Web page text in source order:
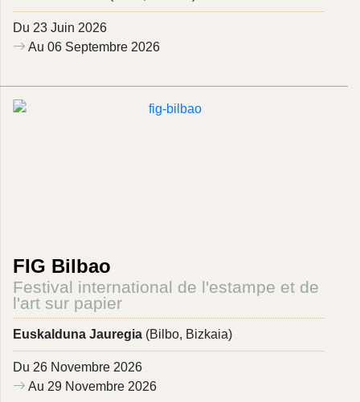
Du 23 Juin 2026
Au 06 Septembre 2026
FIG Bilbao
Festival international de l'estampe et de
l'art sur papier
Euskalduna Jauregia (Bilbo, Bizkaia)
Du 26 Novembre 2026
Au 29 Novembre 2026